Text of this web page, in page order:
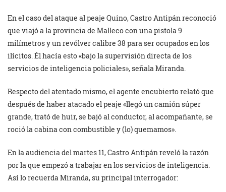
En el caso del ataque al peaje Quino, Castro Antipán reconoció
que viajó a la provincia de Malleco con una pistola 9
milímetros y un revólver calibre 38 para ser ocupados en los
ilícitos. Él hacía esto «bajo la supervisión directa de los
servicios de inteligencia policiales», señala Miranda.
Respecto del atentado mismo, el agente encubierto relató que
después de haber atacado el peaje «llegó un camión súper
grande, trató de huir, se bajó al conductor, al acompañante, se
roció la cabina con combustible y (lo) quemamos».
En la audiencia del martes 11, Castro Antipán reveló la razón
por la que empezó a trabajar en los servicios de inteligencia.
Así lo recuerda Miranda, su principal interrogador: